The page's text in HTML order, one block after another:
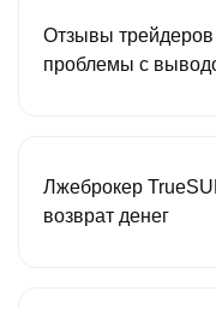
Отзывы
проблемы с
Лжеброкер
возврат денег